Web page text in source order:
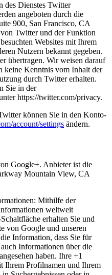
des Dienstes Twitter
angeboten durch die
900, San Francisco, CA
Twitter und der Funktion
Websites mit Ihrem
Nutzern bekannt gegeben.
übertragen. Wir weisen darauf
keine Kenntnis vom Inhalt der
durch Twitter erhalten.
Sie in der
https://twitter.com/privacy.
können Sie in den Konto-
account/settings ändern.
Google+. Anbieter ist die
Mountain View, CA
Mithilfe der
weltweit
erhalten Sie und
von Google und unseren
Information, dass Sie für
Informationen über die
haben. Ihre +1
Ihrem Profilnamen und Ihrem